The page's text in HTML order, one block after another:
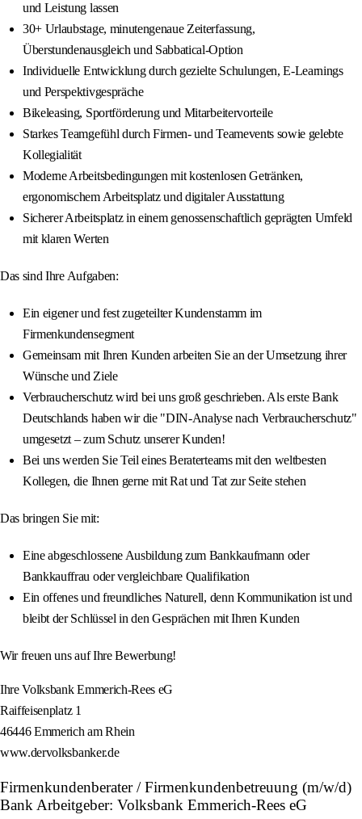
und Leistung lassen
30+ Urlaubstage, minutengenaue Zeiterfassung,
Überstundenausgleich und Sabbatical-Option
Individuelle Entwicklung durch gezielte Schulungen, E-Learnings
und Perspektivgespräche
Bikeleasing, Sportförderung und Mitarbeitervorteile
Starkes Teamgefühl durch Firmen- und Teamevents sowie gelebte
Kollegialität
Moderne Arbeitsbedingungen mit kostenlosen Getränken,
ergonomischem Arbeitsplatz und digitaler Ausstattung
Sicherer Arbeitsplatz in einem genossenschaftlich geprägten Umfeld
mit klaren Werten
Das sind Ihre Aufgaben:
Ein eigener und fest zugeteilter Kundenstamm im
Firmenkundensegment
Gemeinsam mit Ihren Kunden arbeiten Sie an der Umsetzung ihrer
Wünsche und Ziele
Verbraucherschutz wird bei uns groß geschrieben. Als erste Bank
Deutschlands haben wir die "DIN-Analyse nach Verbraucherschutz"
umgesetzt – zum Schutz unserer Kunden!
Bei uns werden Sie Teil eines Beraterteams mit den weltbesten
Kollegen, die Ihnen gerne mit Rat und Tat zur Seite stehen
Das bringen Sie mit:
Eine abgeschlossene Ausbildung zum Bankkaufmann oder
Bankkauffrau oder vergleichbare Qualifikation
Ein offenes und freundliches Naturell, denn Kommunikation ist und
bleibt der Schlüssel in den Gesprächen mit Ihren Kunden
Wir freuen uns auf Ihre Bewerbung!
Ihre Volksbank Emmerich-Rees eG
Raiffeisenplatz 1
46446 Emmerich am Rhein
www.dervolksbanker.de
Firmenkundenberater / Firmenkundenbetreuung (m/w/d)
Bank Arbeitgeber: Volksbank Emmerich-Rees eG